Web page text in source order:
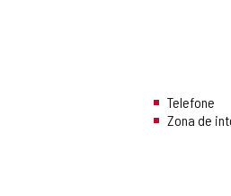
Telefone
Zona de